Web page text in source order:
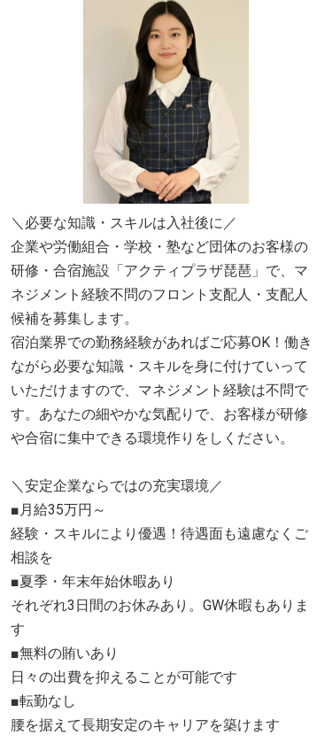
＼必要な知識・スキルは入社後に／
企業や労働組合・学校・塾など団体のお客様の
研修・合宿施設「アクティプラザ琵琶」で、マ
ネジメント経験不問のフロント支配人・支配人
候補を募集します。
宿泊業界での勤務経験があればご応募OK！働き
ながら必要な知識・スキルを身に付けていって
いただけますので、マネジメント経験は不問で
す。あなたの細やかな気配りで、お客様が研修
や合宿に集中できる環境作りをしください。
＼安定企業ならではの充実環境／
■月給35万円～
経験・スキルにより優遇！待遇面も遠慮なくご
相談を
■夏季・年末年始休暇あり
それぞれ3日間のお休みあり。GW休暇もありま
す
■無料の賄いあり
日々の出費を抑えることが可能です
■転勤なし
腰を据えて長期安定のキャリアを築けます